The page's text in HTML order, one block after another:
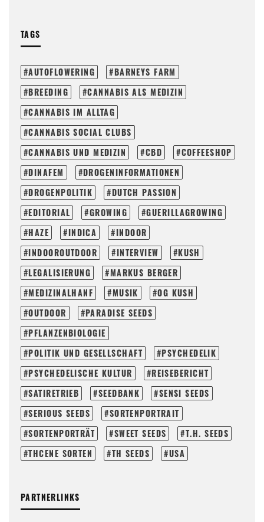
TAGS
AUTOFLOWERING
BARNEYS FARM
BREEDING
CANNABIS ALS MEDIZIN
CANNABIS IM ALLTAG
CANNABIS SOCIAL CLUBS
CANNABIS UND MEDIZIN
CBD
COFFEESHOP
DINAFEM
DROGENINFORMATIONEN
DROGENPOLITIK
DUTCH PASSION
EDITORIAL
GROWING
GUERILLAGROWING
HAZE
INDICA
INDOOR
INDOOROUTDOOR
INTERVIEW
KUSH
LEGALISIERUNG
MARKUS BERGER
MEDIZINALHANF
MUSIK
OG KUSH
OUTDOOR
PARADISE SEEDS
PFLANZENBIOLOGIE
POLITIK UND GESELLSCHAFT
PSYCHEDELIK
PSYCHEDELISCHE KULTUR
REISEBERICHT
SATIRETRIEB
SEEDBANK
SENSI SEEDS
SERIOUS SEEDS
SORTENPORTRAIT
SORTENPORTRÄT
SWEET SEEDS
T.H. SEEDS
THCENE SORTEN
TH SEEDS USA
PARTNERLINKS